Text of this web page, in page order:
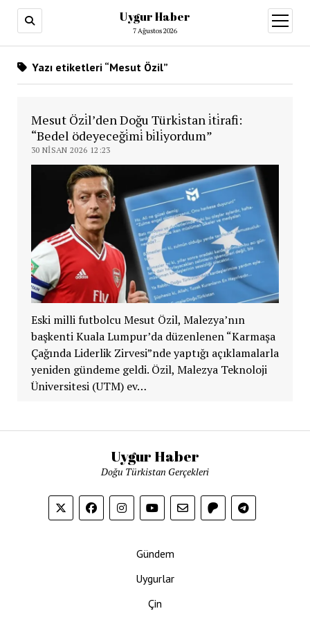
Uygur Haber
7 Ağustos 2026
aç
Yazı etiketleri “Mesut Özil”
Mesut Özi̇l’den Doğu Türki̇stan i̇ti̇rafi:
“Bedel ödeyeceği̇mi̇ bi̇li̇yordum”
30 NISAN 2026 12:23
Eski milli futbolcu Mesut Özil, Malezya’nın
başkenti Kuala Lumpur’da düzenlenen “Karmaşa
Çağında Liderlik Zirvesi”nde yaptığı açıklamalarla
yeniden gündeme geldi. Özil, Malezya Teknoloji
Üniversitesi (UTM) ev…
Uygur Haber
Doğu Türkistan Gerçekleri
Gündem
Uygurlar
Çin